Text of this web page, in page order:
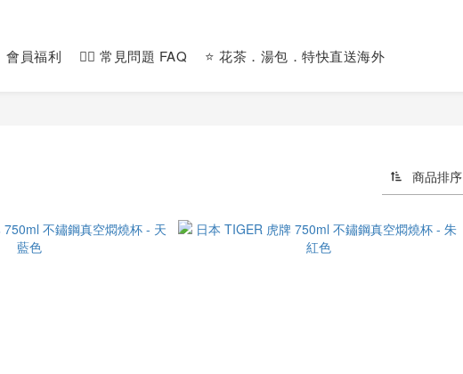
會員福利 🙋‍♀️ 常見問題 FAQ ⭐️ 花茶．湯包．特快直送海外
商品排序